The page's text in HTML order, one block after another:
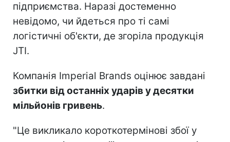
підприємства. Наразі достеменно
невідомо, чи йдеться про ті самі
логістичні об'єкти, де згоріла продукція
JTI.
Компанія Imperial Brands оцінює завдані
збитки від останніх ударів у десятки
мільйонів гривень.
"Це викликало короткотермінові збої у